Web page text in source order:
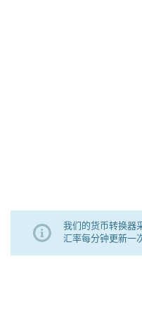
我们的货币转换器
汇率每分钟更新一